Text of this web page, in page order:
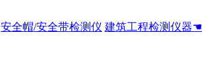
安全帽/安全带检测仪 建筑工程检测仪器☚